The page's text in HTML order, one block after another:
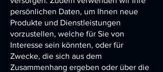
persönlichen Daten, um Ihnen neue
Produkte und Dienstleistungen
vorzustellen, welche für Sie von
Interesse sein könnten, oder für
Zwecke, die sich aus dem
Zusammenhang ergeben oder über die